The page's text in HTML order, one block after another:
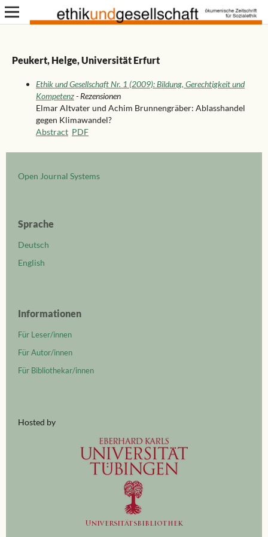
Peukert, Helge, Universität Erfurt
Ethik und Gesellschaft Nr. 1 (2009): Bildung, Gerechtigkeit und
Kompetenz- Rezensionen
Elmar Altvater und Achim Brunnengräber: Ablasshandel
gegen Klimawandel?
Abstract PDF
Open Journal Systems
Sprache
Deutsch
English
Informationen
Für Leser/innen
Für Autor/innen
Für Bibliothekar/innen
Hosted by